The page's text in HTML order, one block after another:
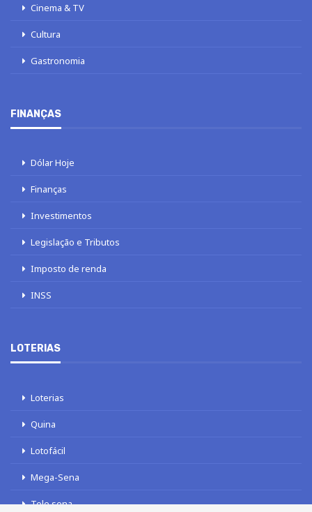
Cinema & TV
Cultura
Gastronomia
FINANÇAS
Dólar Hoje
Finanças
Investimentos
Legislação e Tributos
Imposto de renda
INSS
LOTERIAS
Loterias
Quina
Lotofácil
Mega-Sena
Tele sena